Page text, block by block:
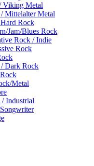
Viking Metal
Mittelalter Metal
Rock
Jam/Blues Rock
Rock / Indie
Rock
Dark Rock
Metal
/ Industrial